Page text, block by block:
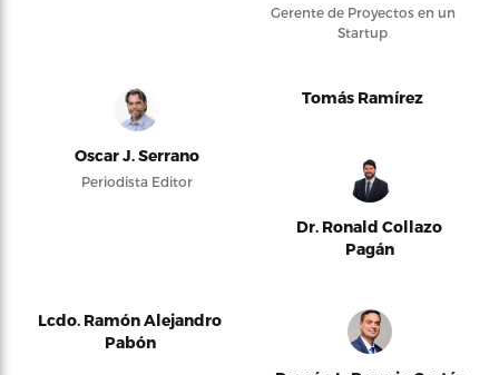
Gerente de Proyectos en un
Startup
Oscar J. Serrano
Periodista Editor
Tomás Ramírez
Dr. Ronald Collazo
Pagán
Lcdo. Ramón Alejandro
Pabón